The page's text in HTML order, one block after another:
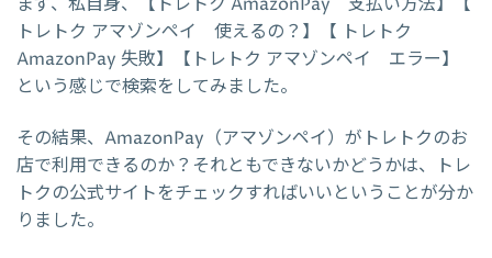
トレトク アマゾンペイ 使えるの？】【 トレトク
AmazonPay 失敗】【トレトク アマゾンペイ エラー】
という感じで検索をしてみました。
その結果、AmazonPay（アマゾンペイ）がトレトクのお
店で利用できるのか？それともできないかどうかは、トレ
トクの公式サイトをチェックすればいいということが分か
りました。